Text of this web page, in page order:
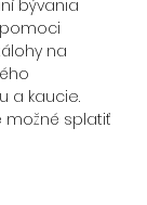
bývania
na
a kaucie.
možné splatiť